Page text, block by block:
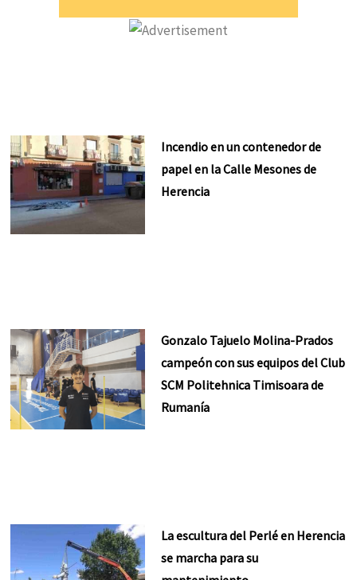
Incendio en un contenedor de
papel en la Calle Mesones de
Herencia
Gonzalo Tajuelo Molina-Prados
campeón con sus equipos del Club
SCM Politehnica Timisoara de
Rumanía
La escultura del Perlé en Herencia
se marcha para su